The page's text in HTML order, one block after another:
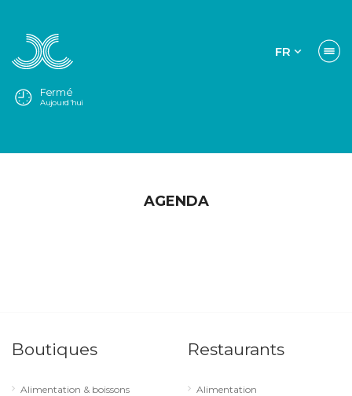
FR
Fermé
Aujourd'hui
AGENDA
Boutiques
Alimentation & boissons
Restaurants
Alimentation